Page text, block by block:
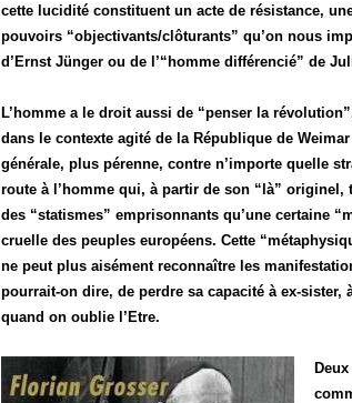
cette lucidité constituent un acte de résistance,
pouvoirs “objectivants/clôturants” qu’on nous
d’Ernst Jünger ou de l’“homme différencié” de
L’homme a le droit aussi de “penser la
dans le contexte agité de la République de
générale, plus pérenne, contre n’importe quelle
route à l’homme qui, à partir de son “là”
des “statismes” emprisonnants qu’une certaine
cruelle des peuples européens. Cette
ne peut plus aisément reconnaître les
pourrait-on dire, de perdre sa capacité à ex-
quand on oublie l’Etre.